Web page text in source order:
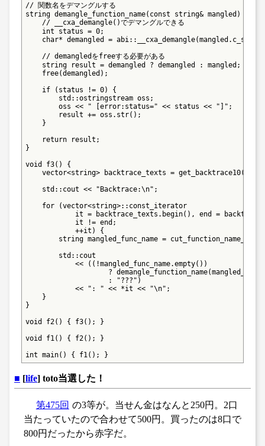
// 関数名をデマングルする
string demangle_function_name(const string& mangled) {
    // __cxa_demangle()でデマングルできる
    int status = 0;
char* demangled =
    // demangledをfreeする必要がある
    string result = demangled ? demangled : mangled;
    free(demangled);
    if (status != 0) {
        std::ostringstream oss;
        oss << " [error:status=" << status << "]";
        result += oss.str();
    }
    return result;
}
void f3() {
    vector<string> backtrace_texts = get_backtrace10();
    std::cout << "Backtrace:\n";
    for (vector<string>::const_iterator
it = backtrace_texts.begin(), end =
            it != end;
            ++it) {
string mangled_func_name =
        std::cout
            << ((!mangled_func_name.empty())
?
                    : "???")
            << ": " << *it << "\n";
    }
}
void f2() { f3(); }
void f1() { f2(); }
int main() { f1(); }
■ [life] toto当選した！
第475回 の3等が。当せん金はなんと250円。2口
当たっていたので合わせて500円。買ったのは8口で
800円だったから赤字だ。